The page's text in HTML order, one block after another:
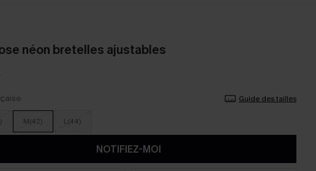
néon bretelles ajustables
Guide des tailles
M(42) L(44)
NOTIFIEZ-MOI